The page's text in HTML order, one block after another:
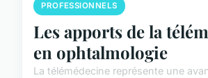
PROFESSIONNELS
Les apports de la
en ophtalmologie
La télémédecine représente une